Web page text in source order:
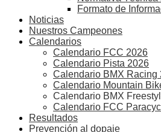
Formato de
Noticias
Nuestros Campeones
Calendarios
Calendario FCC 2026
Calendario Pista 2026
Calendario BMX Racing
Calendario Mountain
Calendario BMX
Calendario FCC
Resultados
Prevención al dopaje